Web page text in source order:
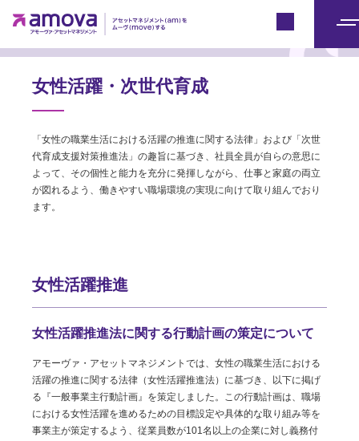
ニ
アモーヴァ・アセットとは
女性活躍・次世代育成
「⼥性の職業⽣活における活躍の推進に関する法律」および「次世
代育成⽀援対策推進法」の趣旨に基づき、社員全員が⾃らの意思に
よって、その個性と能⼒を充分に発揮しながら、仕事と家庭の両⽴
が図れるよう、働きやすい職場環境の実現に向けて取り組んでおり
ます。
女性活躍推進
女性活躍推進法に関する行動計画の策定について
アモーヴァ・アセットマネジメントでは、⼥性の職業⽣活における
活躍の推進に関する法律（⼥性活躍推進法）に基づき、以下に掲げ
る『⼀般事業主⾏動計画』を策定しました。この⾏動計画は、職場
における女性活躍を進めるための目標設定や具体的な取り組み等を
事業主が策定するよう、従業員数が101名以上の企業に対し義務付